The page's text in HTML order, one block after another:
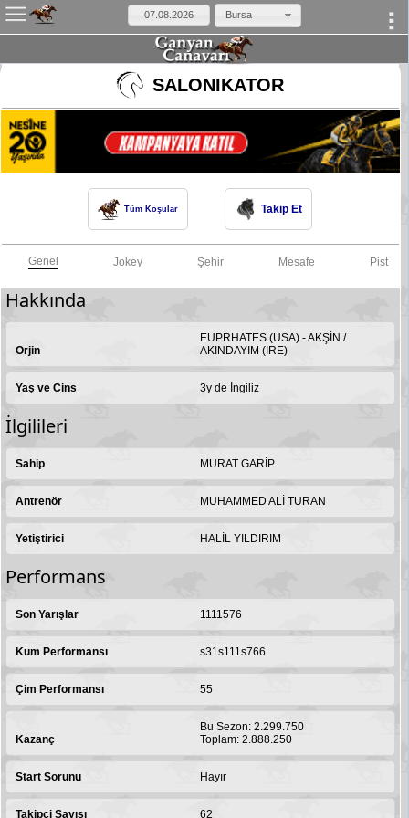
Bursa
SALONIKATOR
Tüm Koşular Takip Et
Genel Jokey Şehir Mesafe Pist
Hakkında
Orjin
EUPRHATES (USA) - AKŞİN /
AKINDAYIM (IRE)
Yaş ve Cins 3y de İngiliz
İlgilileri
Sahip MURAT GARİP
Antrenör MUHAMMED ALİ TURAN
Yetiştirici HALİL YILDIRIM
Performans
Son Yarışlar 1111576
Kum Performansı s31s111s766
Çim Performansı 55
Kazanç
Bu Sezon: 2.299.750
Toplam: 2.888.250
Start Sorunu Hayır
Takipçi Sayısı 62
×